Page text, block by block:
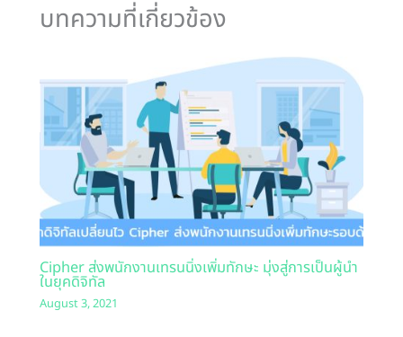
บทความที่เกี่ยวข้อง
Cipher ส่งพนักงานเทรนนิ่งเพิ่มทักษะ มุ่งสู่การเป็นผู้นำ
ในยุคดิจิทัล
August 3, 2021